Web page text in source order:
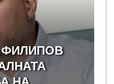
ФИЛИПОВ